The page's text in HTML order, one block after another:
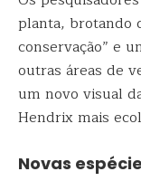
planta, brotando
conservação” e
outras áreas de
um novo visual
Hendrix mais
Novas